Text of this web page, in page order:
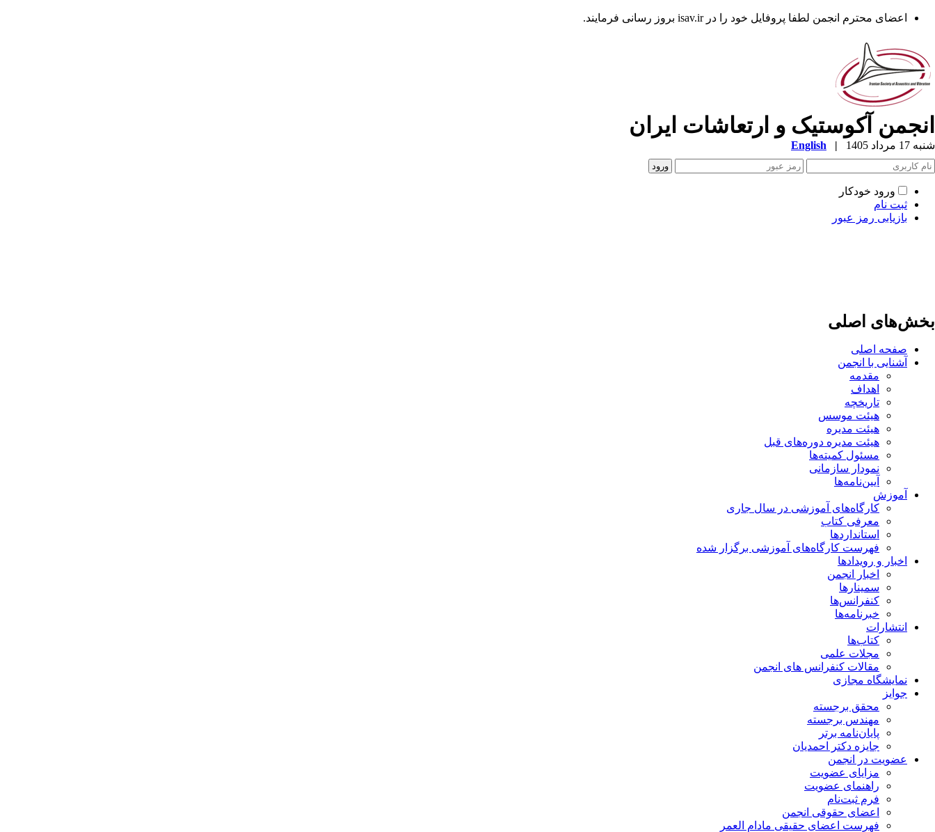
اعضای محترم انجمن لطفا پروفایل خود را در isav.ir بروز رسانی فرمایند.
انجمن آکوستیک و ارتعاشات ایران
شنبه 17 مرداد 1405 |
English
ورود خودکار
ثبت نام
بازیابی رمز عبور
بخش‌های اصلی
صفحه اصلی
آشنایی با انجمن
مقدمه
اهداف
تاریخچه
هیئت موسس
هیئت مدیره
هیئت مدیره دوره‌های قبل
مسئول کمیته‌ها
نمودار سازمانی
آیین‌نامه‌ها
آموزش
کارگاه‌های آموزشی در سال جاری
معرفی کتاب
استانداردها
فهرست کارگاه‌های آموزشی برگزار شده
اخبار و رویدادها
اخبار انجمن
سمینارها
کنفرانس‌ها
خبرنامه‌ها
انتشارات
کتاب‌ها
مجلات علمی
مقالات کنفرانس های انجمن
نمایشگاه مجازی
جوایز
محقق برجسته
مهندس برجسته
پایان‌نامه برتر
جایزه دکتر احمدیان
عضویت در انجمن
مزایای عضویت
راهنمای عضویت
فرم ثبت‌نام
اعضای حقوقی انجمن
فهرست اعضای حقیقی مادام‌ العمر